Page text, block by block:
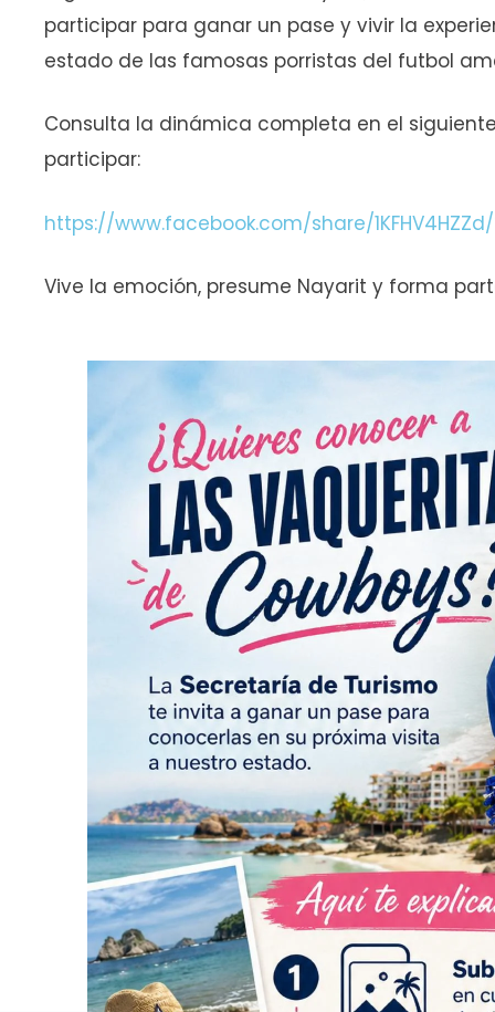
participar para ganar un pase y vivir la
estado de las famosas porristas del futbol
Consulta la dinámica completa en el
participar:
https://www.facebook.com/share/
Vive la emoción, presume Nayarit y forma